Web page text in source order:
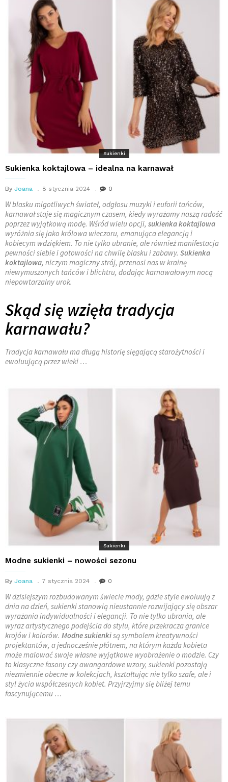
Sukienki
Sukienka koktajlowa – idealna na karnawał
By Joana 8 stycznia 2024 0
W blasku migotliwych świateł, odgłosu muzyki i euforii tańców,
karnawał staje się magicznym czasem, kiedy wyrażamy naszą radość
poprzez wyjątkową modę. Wśród wielu opcji, sukienka koktajlowa
wyróżnia się jako królowa wieczoru, emanująca elegancją i
kobiecym wdziękiem. To nie tylko ubranie, ale również manifestacja
pewności siebie i gotowości na chwilę blasku i zabawy. Sukienka
koktajlowa, niczym magiczny strój, przenosi nas w krainę
niewymuszonych tańców i blichtru, dodając karnawałowym nocą
niepowtarzalny urok.
Skąd się wzięła tradycja
karnawału?
Tradycja karnawału ma długą historię sięgającą starożytności i
ewoluującą przez wieki …
Sukienki
Modne sukienki – nowości sezonu
By Joana 7 stycznia 2024 0
W dzisiejszym rozbudowanym świecie mody, gdzie style ewoluują z
dnia na dzień, sukienki stanowią nieustannie rozwijający się obszar
wyrażania indywidualności i elegancji. To nie tylko ubrania, ale
wyraz artystycznego podejścia do stylu, które przekracza granice
krojów i kolorów. Modne sukienkisą symbolem kreatywności
projektantów, a jednocześnie płótnem, na którym każda kobieta
może malować swoje własne wyjątkowe wyobrażenie o modzie. Czy
to klasyczne fasony czy awangardowe wzory, sukienki pozostają
niezmiennie obecne w kolekcjach, kształtując nie tylko szafe, ale i
styl życia współczesnych kobiet. Przyjrzyjmy się bliżej temu
fascynującemu …